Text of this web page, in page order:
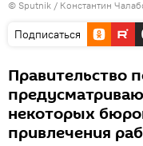
© Sputnik / Константин
Подписаться
Правительство
некоторых
привлечения